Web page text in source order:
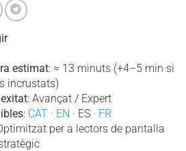
estimat: ≈ 13 minuts (+4–5 min si
incrustats)
: Avançat / Expert
: CAT · EN · ES · FR
per a lectors de pantalla